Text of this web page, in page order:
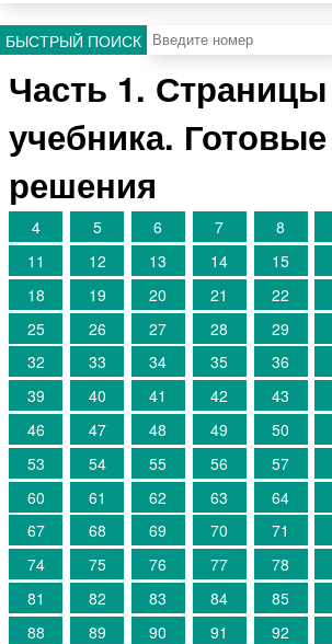
БЫСТРЫЙ ПОИСК
Часть 1. Страницы
учебника. Готовые
решения
4 5 6 7 8
11
12 13 14 15
18
19 20 21 22
25
26 27 28 29
32
33 34 35 36
39
40 41 42 43
46
47 48 49 50
53
54 55 56 57
60
61 62 63 64
67
68 69 70 71
74
75 76 77 78
81
82 83 84 85
88
89 90 91 92